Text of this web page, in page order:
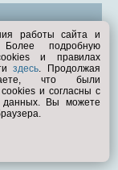
работы сайта и
Более подробную
и правилах
здесь. Продолжая
что были
и согласны с
данных. Вы можете